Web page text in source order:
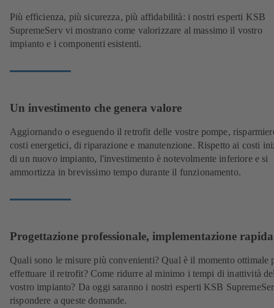
Più efficienza, più sicurezza, più affidabilità: i nostri esperti KSB
SupremeServ vi mostrano come valorizzare al massimo il vostro
impianto e i componenti esistenti.
Un investimento che genera valore
Aggiornando o eseguendo il retrofit delle vostre pompe,
costi energetici, di riparazione e manutenzione. Rispetto ai costi
di un nuovo impianto, l'investimento è notevolmente inferiore e si
ammortizza in brevissimo tempo durante il funzionamento.
Progettazione professionale, implementazione rapida
Quali sono le misure più convenienti? Qual è il momento ottimale
effettuare il retrofit? Come ridurre al minimo i tempi di inattività
vostro impianto? Da oggi saranno i nostri esperti KSB
rispondere a queste domande.